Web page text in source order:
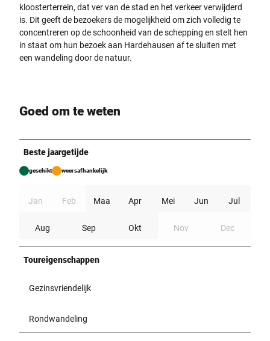
kloosterterrein, dat ver van de stad en het verkeer verwijderd
is. Dit geeft de bezoekers de mogelijkheid om zich volledig te
concentreren op de schoonheid van de schepping en stelt hen
in staat om hun bezoek aan Hardehausen af te sluiten met
een wandeling door de natuur.
Goed om te weten
Beste jaargetijde
geschikt weersafhankelijk
Jan Feb Maa Apr Mei Jun Jul
Aug Sep Okt Nov Dec
Toureigenschappen
Gezinsvriendelijk
Rondwandeling